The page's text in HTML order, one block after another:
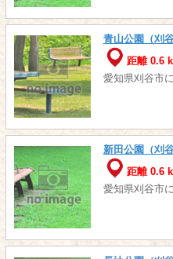
青山公園（刈谷
距離 0.6
愛知県刈谷市
新田公園（刈谷
距離 0.6
愛知県刈谷市